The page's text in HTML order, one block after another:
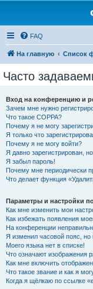
FAQ
На главную Список
Часто
Вход на конференцию и
Зачем мне нужно
Что такое COPPA?
Почему я не могу
Я только что
Почему я не могу войти?
Я давно зарегистрирован,
Я забыл пароль!
Почему мне периодически
Что делает функция
Параметры и настройки
Как мне изменить мои
Как избежать появления
На конференции
Я изменил часовой пояс,
Моего языка нет в списке!
Что означают изображения
Как мне включить
Что такое звание и как я
Когда я щёлкаю по ссылке